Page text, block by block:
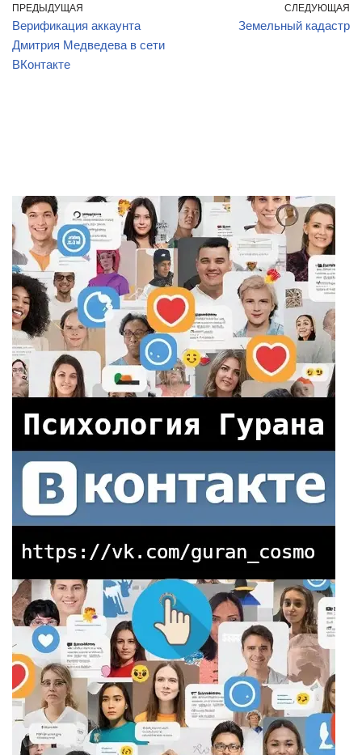
ПРЕДЫДУЩАЯ
Верификация аккаунта
Дмитрия Медведева в сети
ВКонтакте
СЛЕДУЮЩАЯ
Земельный кадастр